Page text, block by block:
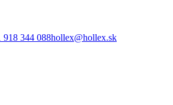
918 344 088hollex@hollex.sk